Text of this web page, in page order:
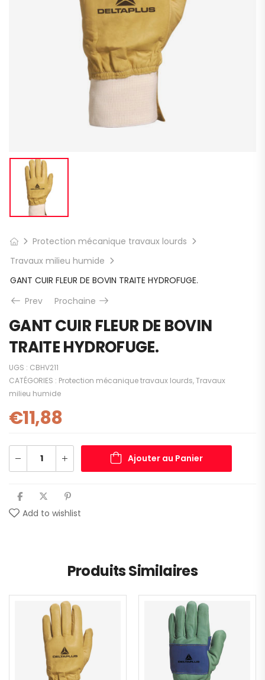
Protection mécanique travaux lourds
Travaux milieu humide
GANT CUIR FLEUR DE BOVIN TRAITE HYDROFUGE.
Prev
Prochaine
GANT CUIR FLEUR DE BOVIN
TRAITE HYDROFUGE.
UGS : CBHV211
CATÉGORIES : Protection mécanique travaux lourds,Travaux
milieu humide
€11,88
Ajouter au Panier
Add to wishlist
Produits Similaires